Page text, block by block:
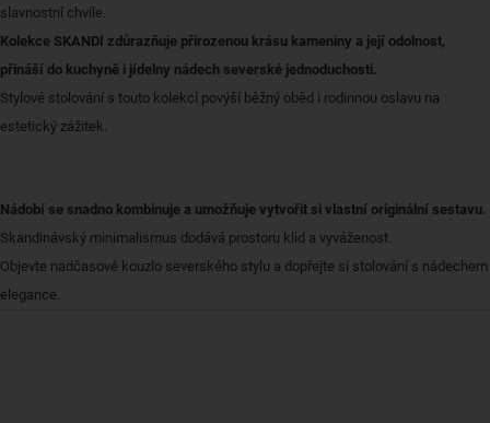
slavnostní chvíle.
Kolekce SKANDI zdůrazňuje přirozenou krásu kameniny a její odolnost,
přináší do kuchyně i jídelny nádech severské jednoduchosti.
Stylové stolování s touto kolekcí povýší běžný oběd i rodinnou oslavu na
estetický zážitek.
Nádobí se snadno kombinuje a umožňuje vytvořit si vlastní originální sestavu.
Skandinávský minimalismus dodává prostoru klid a vyváženost.
Objevte nadčasové kouzlo severského stylu a dopřejte si stolování s nádechem
elegance.